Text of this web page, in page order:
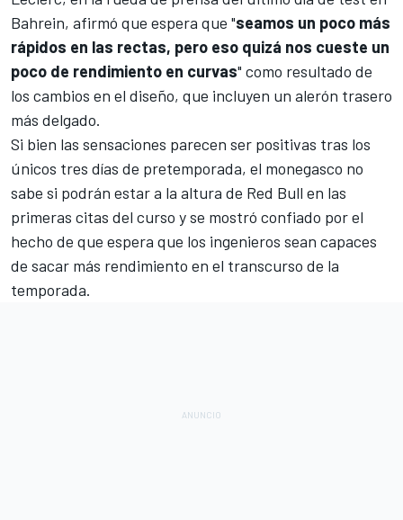
Bahrein, afirmó que espera que "seamos un poco más
rápidos en las rectas, pero eso quizá nos cueste un
poco de rendimiento en curvas" como resultado de
los cambios en el diseño, que incluyen un alerón trasero
más delgado.
Si bien las sensaciones parecen ser positivas tras los
únicos tres días de pretemporada, el monegasco no
sabe si podrán estar a la altura de Red Bull en las
primeras citas del curso y se mostró confiado por el
hecho de que espera que los ingenieros sean capaces
de sacar más rendimiento en el transcurso de la
temporada.